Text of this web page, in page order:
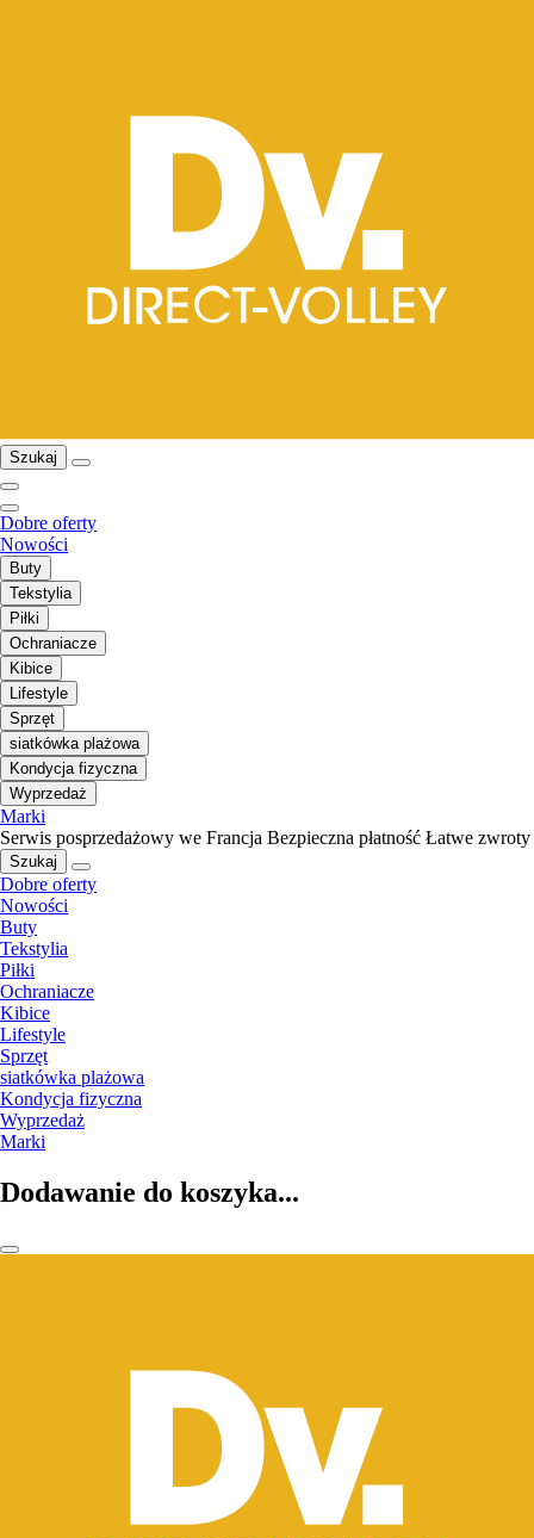
Szukaj
Dobre oferty
Nowości
Buty
Tekstylia
Piłki
Ochraniacze
Kibice
Lifestyle
Sprzęt
siatkówka plażowa
Kondycja fizyczna
Wyprzedaż
Marki
Serwis posprzedażowy we Francja Bezpieczna płatność Łatwe zwroty
Szukaj
Dobre oferty
Nowości
Buty
Tekstylia
Piłki
Ochraniacze
Kibice
Lifestyle
Sprzęt
siatkówka plażowa
Kondycja fizyczna
Wyprzedaż
Marki
Dodawanie do koszyka...